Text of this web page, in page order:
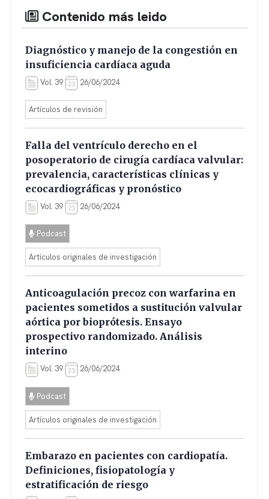
Contenido más leido
Diagnóstico y manejo de la congestión en
insuficiencia cardíaca aguda
Vol. 39 26/06/2024
Artículos de revisión
Falla del ventrículo derecho en el
posoperatorio de cirugía cardíaca valvular:
prevalencia, características clínicas y
ecocardiográficas y pronóstico
Vol. 39 26/06/2024
Podcast
Artículos originales de investigación
Anticoagulación precoz con warfarina en
pacientes sometidos a sustitución valvular
aórtica por bioprótesis. Ensayo
prospectivo randomizado. Análisis
interino
Vol. 39 26/06/2024
Podcast
Artículos originales de investigación
Embarazo en pacientes con cardiopatía.
Definiciones, fisiopatología y
estratificación de riesgo